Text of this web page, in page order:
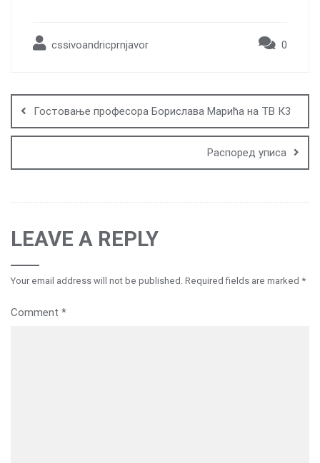
cssivoandricprnjavor 0
navigation
Гостовање професора Борислава Марића на ТВ К3
Распоред уписа
LEAVE A REPLY
Your email address will not be published. Required fields are marked *
Comment *